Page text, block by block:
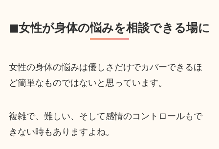
◼︎女性が身体の悩みを相談できる場に
女性の身体の悩みは優しさだけでカバーできるほ
ど簡単なものではないと思っています。
複雑で、難しい、そして感情のコントロールもで
きない時もありますよね。